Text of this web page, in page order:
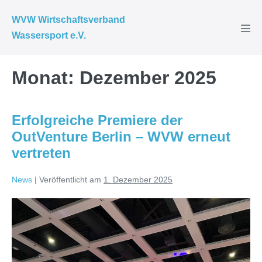
Inhalt
springen
WVW Wirtschaftsverband
Wassersport e.V.
Monat: Dezember 2025
Erfolgreiche Premiere der
OutVenture Berlin – WVW erneut
vertreten
News | Veröffentlicht am 1. Dezember 2025
Erfolgreiche
Premiere
der
OutVenture